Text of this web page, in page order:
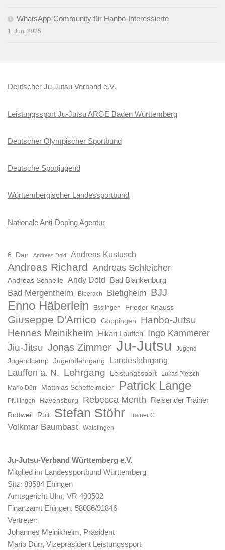
WhatsApp-Community für Hanbo-Interessierte
1. Juni 2025
Deutscher Ju-Jutsu Verband e.V.
Leistungssport Ju-Jutsu ARGE Baden Württemberg
Deutscher Olympischer Sportbund
Deutsche Sportjugend
Württembergischer Landessportbund
Nationale Anti-Doping Agentur
6. Dan Andreas Dold Andreas Kustusch
Andreas Richard Andreas Schleicher
Andreas Schnelle Andy Dold Bad Blankenburg
Bad Mergentheim Biberach Bietigheim BJJ
Enno Häberlein Esslingen Frieder Knauss
Giuseppe D'Amico Göppingen
Hanbo-Jutsu
Hennes Meinikheim
Hikari Lauffen Ingo Kammerer
Jiu-Jitsu Jonas Zimmer Ju-Jutsu Jugend
Jugendcamp Jugendlehrgang Landeslehrgang
Lauffen a. N. Lehrgang Leistungssport
Lukas Pietsch
Mario Dürr
Matthias Scheffelmeier Patrick Lange
Pfullingen Ravensburg Rebecca Menth Reisender Trainer
Rottweil Ruit Stefan Stöhr Trainer C
Volkmar Baumbast Waiblingen
Ju-Jutsu-Verband Württemberg e.V.
Mitglied im Landessportbund Württemberg
Sitz: 89584 Ehingen
Amtsgericht Ulm, VR 490502
Finanzamt Ehingen, 58086/91846
Vertreter:
Johannes Meinikheim, Präsident
Mario Dürr, Vizepräsident Leistungssport